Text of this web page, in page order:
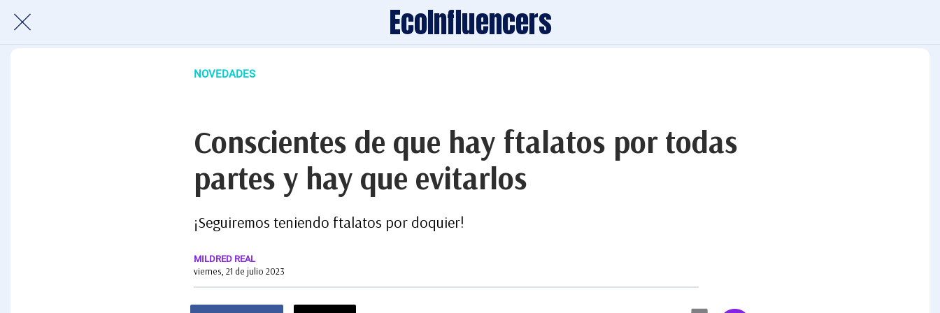
EcoInfluencers
NOVEDADES
Conscientes de que hay ftalatos por todas
partes y hay que evitarlos
¡Seguiremos teniendo ftalatos por doquier!
MILDRED REAL
viernes, 21 de julio 2023